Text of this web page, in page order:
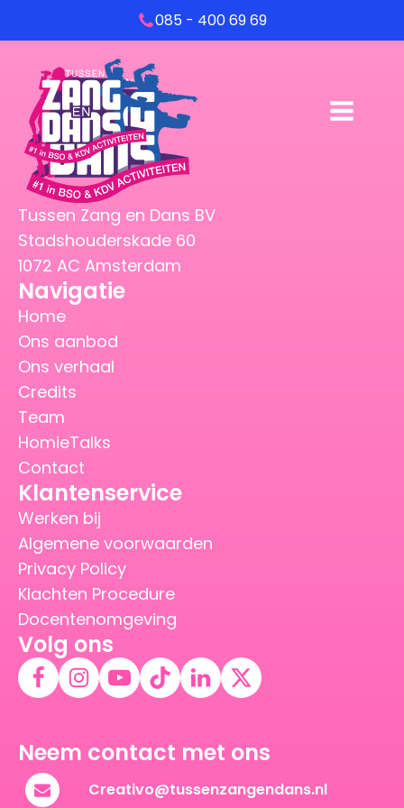
085 - 400 69 69
Tussen Zang en Dans BV
Stadshouderskade 60
1072 AC Amsterdam
Navigatie
Home
Ons aanbod
Ons verhaal
Credits
Team
HomieTalks
Contact
Klantenservice
Werken bij
Algemene voorwaarden
Privacy Policy
Klachten Procedure
Docentenomgeving
Volg ons
Neem contact met ons
Creativo@tussenzangendans.nl